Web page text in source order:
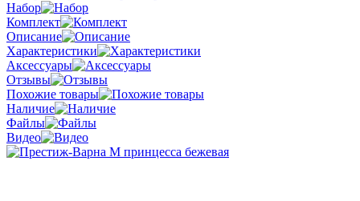
Набор
Комплект
Описание
Характеристики
Аксессуары
Отзывы
Похожие товары
Наличие
Файлы
Видео